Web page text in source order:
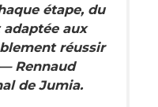
étape, du
aux
réussir
Rennaud
de Jumia.